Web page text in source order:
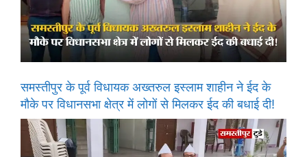
समस्तीपुर के पूर्व विधायक अख्तरुल इस्लाम शाहीन ने ईद के
मौके पर विधानसभा क्षेत्र में लोगों से मिलकर ईद की बधाई दी!